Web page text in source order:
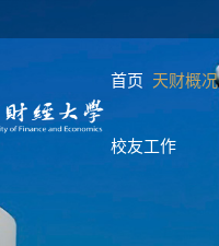
首页 天财概况
校友工作